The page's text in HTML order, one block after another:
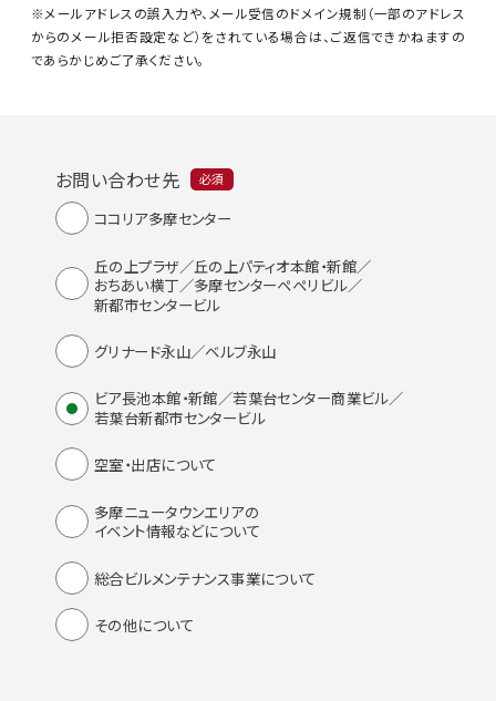
※メールアドレスの誤入力や、メール受信のドメイン規制（一部のアドレス
からのメール拒否設定など）をされている場合は、ご返信できかねますの
であらかじめご了承ください。
お問い合わせ先 必須
ココリア多摩センター
丘の上プラザ／丘の上パティオ本館・新館／
おちあい横丁／多摩センターペペリビル／
新都市センタービル
グリナード永山／ベルブ永山
ビア長池本館・新館／若葉台センター商業ビル／
若葉台新都市センタービル
空室・出店について
多摩ニュータウンエリアの
イベント情報などについて
総合ビルメンテナンス事業について
その他について